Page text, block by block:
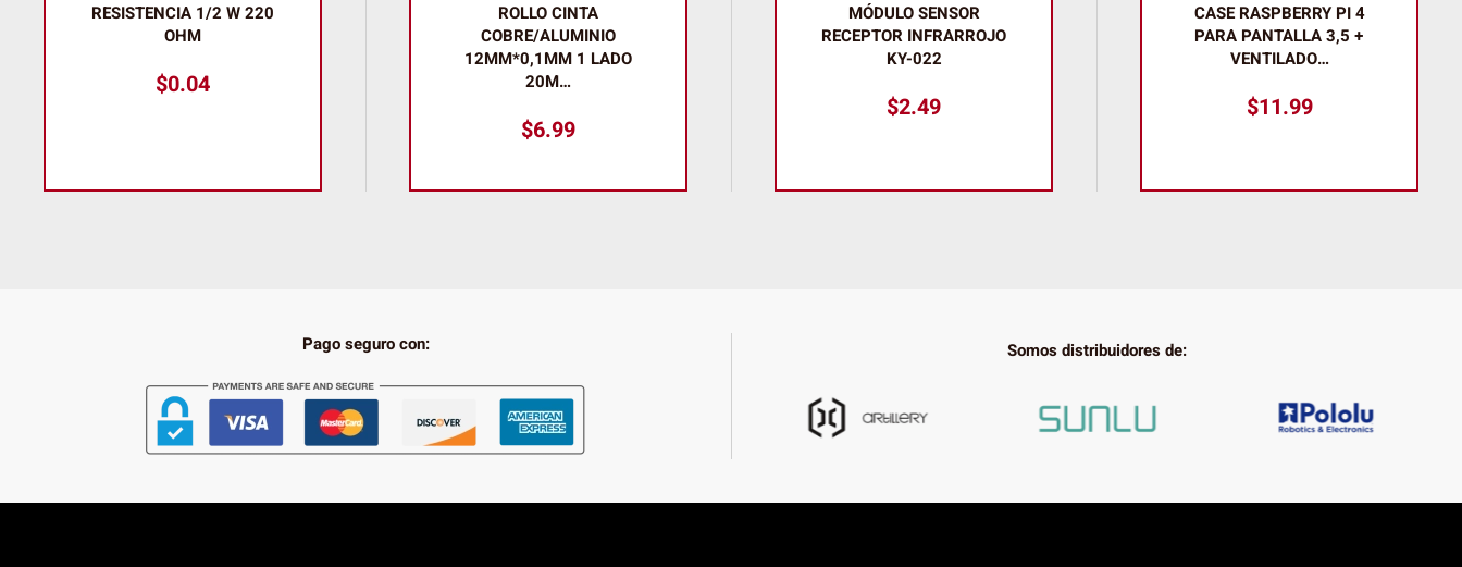
RESISTENCIA 1/2 W 220
OHM
$0.04
ROLLO CINTA
COBRE/ALUMINIO
12MM*0,1MM 1 LADO
20M…
$6.99
MÓDULO SENSOR
RECEPTOR INFRARROJO
KY-022
$2.49
CASE RASPBERRY PI 4
PARA PANTALLA 3,5 +
VENTILADO…
$11.99
Pago seguro con: Somos distribuidores de: